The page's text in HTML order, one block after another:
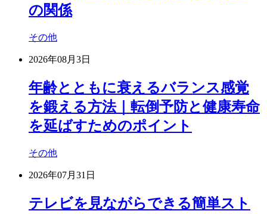
の関係
その他
2026年08月3日
年齢とともに衰えるバランス感覚
を鍛える方法｜転倒予防と健康寿命
を延ばすためのポイント
その他
2026年07月31日
テレビを見ながらできる簡単スト